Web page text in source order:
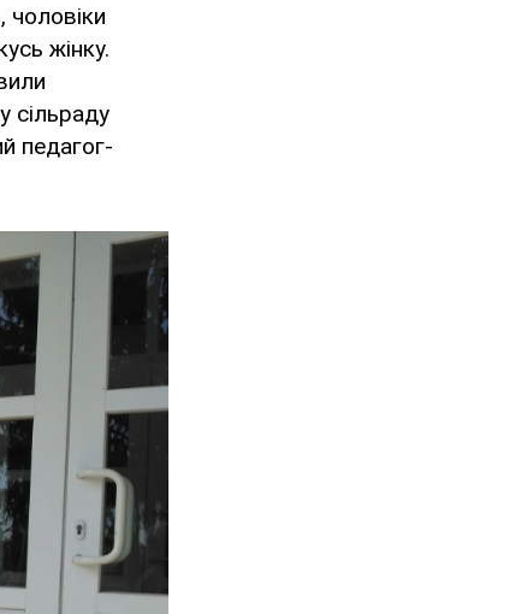
жінку.
сільраду
педагог-